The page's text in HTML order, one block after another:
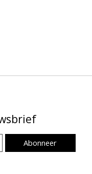
Abonneer